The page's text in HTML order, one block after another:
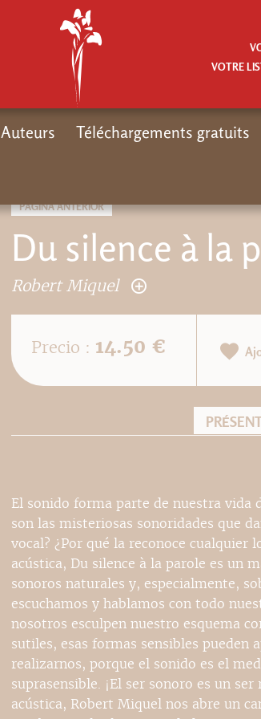
PÁGINA ANTERIOR
Du silence à la
Robert Miquel
Precio : 14.50 €
El sonido forma parte de nuestra vida
son las misteriosas sonoridades que
vocal? ¿Por qué la reconoce cualquier
acústica, Du silence à la parole es un
sonoros naturales y, especialmente,
escuchamos y hablamos con todo
nosotros esculpen nuestro esquema
sutiles, esas formas sensibles pueden
realizarnos, porque el sonido es el
suprasensible. ¡El ser sonoro es un
acústica, Robert Miquel nos abre un
VOTRE
Auteurs Téléchargements gratuits